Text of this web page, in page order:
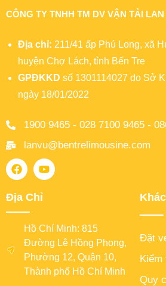
CÔNG TY TNHH TM DV VẬN TẢI LAN
Địa chỉ: 211/41 ấp Phú Long, xã
huyện Chợ Lách, tỉnh Bến Tre
GPĐKKD số 1301114027 do Sở
ngày 18/01/2022
1900 9465 - 028 7100 9465 -
lanvu@bentrelimousine.com
Địa Chỉ
Hồ Chí Minh: 815
Đường Lê Hồng Phong,
Phường 12, Quận 10,
Thành phố Hồ Chí Minh
Đặt
Kiểm
Quy